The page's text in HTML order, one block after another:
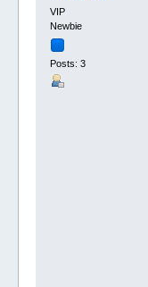
VIP
Newbie
Posts: 3